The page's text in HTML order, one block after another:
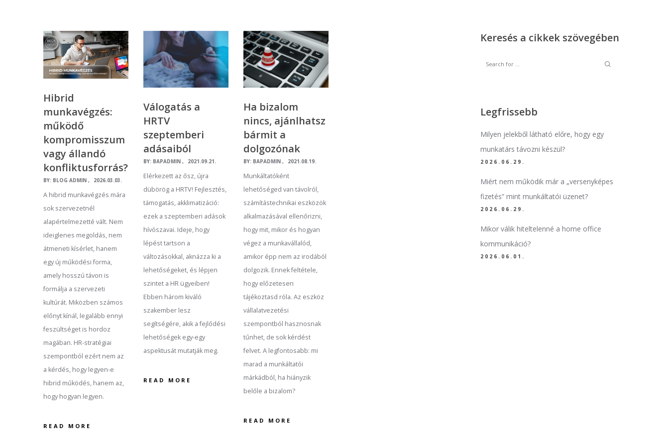
Hibrid
munkavégzés:
működő
kompromisszum
vagy állandó
konfliktusforrás?
BY: BLOG ADMIN 2026.03.03.
A hibrid munkavégzés mára
sok szervezetnél
alapértelmezetté vált. Nem
ideiglenes megoldás, nem
átmeneti kísérlet, hanem
egy új működési forma,
amely hosszú távon is
formálja a szervezeti
kultúrát. Miközben számos
előnyt kínál, legalább ennyi
feszültséget is hordoz
magában. HR-stratégiai
szempontból ezért nem az
a kérdés, hogy legyen-e
hibrid működés, hanem az,
hogy hogyan legyen.
READ MORE
Válogatás a
HRTV
szeptemberi
adásaiból
BY: BAPADMIN 2021.09.21.
Elérkezett az ősz, újra
dübörög a HRTV! Fejlesztés,
támogatás, akklimatizáció:
ezek a szeptemberi adások
hívószavai. Ideje, hogy
lépést tartson a
változásokkal, aknázza ki a
lehetőségeket, és lépjen
szintet a HR ügyeiben!
Ebben három kiváló
szakember lesz
segítségére, akik a fejlődési
lehetőségek egy-egy
aspektusát mutatják meg.
READ MORE
Ha bizalom
nincs, ajánlhatsz
bármit a
dolgozónak
BY: BAPADMIN 2021.08.19.
Munkáltatóként
lehetőséged van távolról,
számítástechnikai eszközök
alkalmazásával ellenőrizni,
hogy mit, mikor és hogyan
végez a munkavállalód,
amikor épp nem az irodából
dolgozik. Ennek feltétele,
hogy előzetesen
tájékoztasd róla. Az eszköz
vállalatvezetési
szempontból hasznosnak
tűnhet, de sok kérdést
felvet. A legfontosabb: mi
marad a munkáltatói
márkádból, ha hiányzik
belőle a bizalom?
READ MORE
Keresés a cikkek szövegében
Legfrissebb
Milyen jelekből látható előre, hogy egy
munkatárs távozni készül?
2026.06.29.
Miért nem működik már a „versenyképes
fizetés” mint munkáltatói üzenet?
2026.06.29.
Mikor válik hiteltelenné a home office
kommunikáció?
2026.06.01.